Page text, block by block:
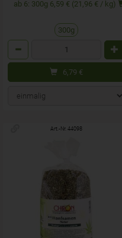
ab 6: 300g 6,59 € (21,96 € / kg)
300g
6,79 €
Art.-Nr. 44098